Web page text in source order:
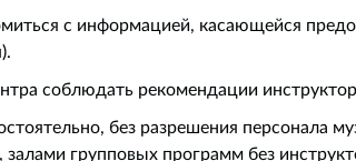
с информацией, касающейся
соблюдать рекомендации
без разрешения персонала
групповых программ без